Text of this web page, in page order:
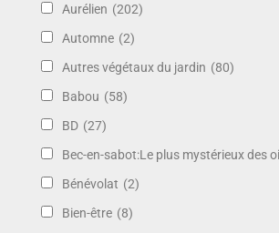
Aurélien (202)
Automne (2)
Autres végétaux du jardin (80)
Babou (58)
BD (27)
Bec-en-sabot:Le plus mystérieux des
Bénévolat (2)
Bien-être (8)